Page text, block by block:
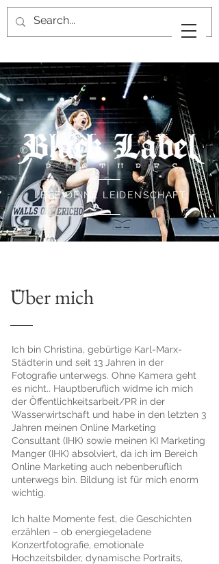
LEBE DEINE LEIDENSCHAFT
Über mich
Ich bin Christina, gebürtige Karl-Marx-
Städterin und seit 13 Jahren in der
Fotografie unterwegs. Ohne Kamera geht
es nicht.. Hauptberuflich widme ich mich
der Öffentlichkeitsarbeit/PR in der
Wasserwirtschaft und habe in den letzten 3
Jahren meinen Online Marketing
Consultant (IHK) sowie meinen KI Marketing
Manger (IHK) absolviert, da ich im Bereich
Online Marketing auch nebenberuflich
unterwegs bin. Bildung ist für mich enorm
wichtig.
Ich halte Momente fest, die Geschichten
erzählen – ob energiegeladene
Konzertfotografie, emotionale
Hochzeitsbilder, dynamische Portraits,